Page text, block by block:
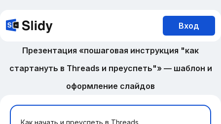
Вход
Презентация «пошаговая инструкция "как
стартануть в Threads и преуспеть"» — шаблон и
оформление слайдов
Как начать и преуспеть в Threads